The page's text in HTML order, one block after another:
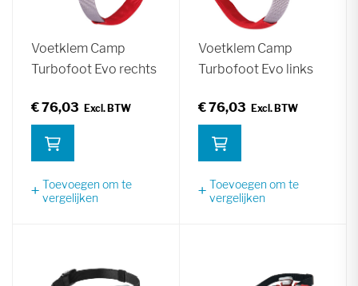
Voetklem Camp
Turbofoot Evo rechts
€ 76,03
Toevoegen om te
vergelijken
Voetklem Camp
Turbofoot Evo links
€ 76,03
Toevoegen om te
vergelijken